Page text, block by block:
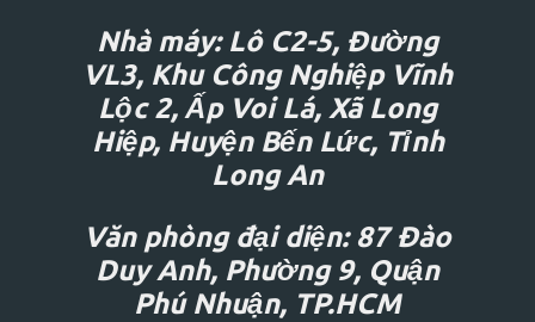
Nhà máy: Lô C2-5, Đường
VL3, Khu Công Nghiệp Vĩnh
Lộc 2, Ấp Voi Lá, Xã Long
Hiệp, Huyện Bến Lức, Tỉnh
Long An
Văn phòng đại diện: 87 Đào
Duy Anh, Phường 9, Quận
Phú Nhuận, TP.HCM